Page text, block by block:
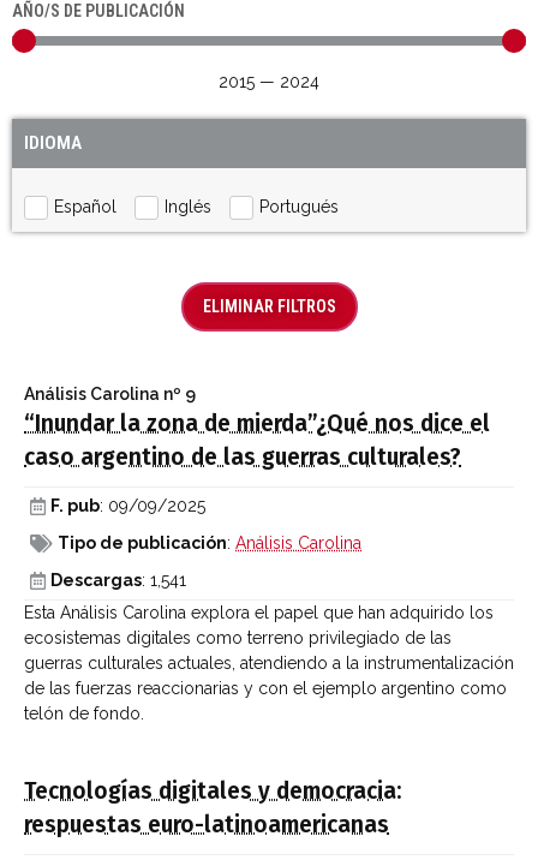
AÑO/S DE PUBLICACIÓN
2015 — 2024
IDIOMA
Español Inglés Portugués
ELIMINAR FILTROS
Análisis Carolina nº 9
“Inundar la zona de mierda”¿Qué nos dice el
caso argentino de las guerras culturales?
F. pub: 09/09/2025
Tipo de publicación: Análisis Carolina
Descargas: 1,541
Esta Análisis Carolina explora el papel que han adquirido los
ecosistemas digitales como terreno privilegiado de las
guerras culturales actuales, atendiendo a la instrumentalización
de las fuerzas reaccionarias y con el ejemplo argentino como
telón de fondo.
Tecnologías digitales y democracia:
respuestas euro-latinoamericanas